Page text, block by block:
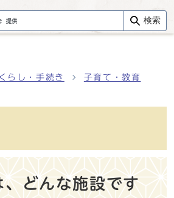
検索
くらし・手続き 子育て・教育
、どんな施設です